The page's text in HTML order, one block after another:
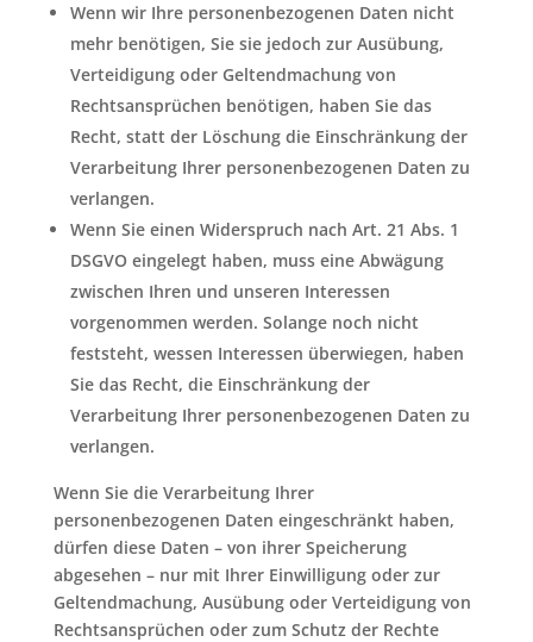
Wenn wir Ihre personenbezogenen Daten nicht
mehr benötigen, Sie sie jedoch zur Ausübung,
Verteidigung oder Geltendmachung von
Rechtsansprüchen benötigen, haben Sie das
Recht, statt der Löschung die Einschränkung der
Verarbeitung Ihrer personenbezogenen Daten zu
verlangen.
Wenn Sie einen Widerspruch nach Art. 21 Abs. 1
DSGVO eingelegt haben, muss eine Abwägung
zwischen Ihren und unseren Interessen
vorgenommen werden. Solange noch nicht
feststeht, wessen Interessen überwiegen, haben
Sie das Recht, die Einschränkung der
Verarbeitung Ihrer personenbezogenen Daten zu
verlangen.
Wenn Sie die Verarbeitung Ihrer
personenbezogenen Daten eingeschränkt haben,
dürfen diese Daten – von ihrer Speicherung
abgesehen – nur mit Ihrer Einwilligung oder zur
Geltendmachung, Ausübung oder Verteidigung von
Rechtsansprüchen oder zum Schutz der Rechte